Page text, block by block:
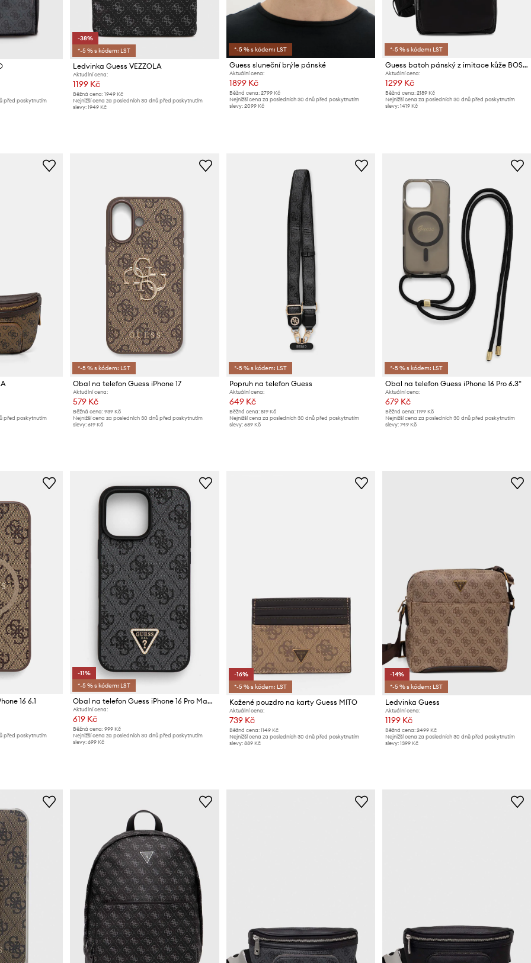
před poskytnutím
-38%
*-5 % s kódem: LST
Ledvinka Guess VEZZOLA
Aktuální cena:
1199 Kč
Běžná cena: 1949 Kč
Nejnižší cena za posledních 30 dnů před poskytnutím
slevy: 1949 Kč
*-5 % s kódem: LST
Guess sluneční brýle pánské
Aktuální cena:
1899 Kč
Běžná cena: 2799 Kč
Nejnižší cena za posledních 30 dnů před poskytnutím
slevy: 2099 Kč
*-5 % s kódem: LST
Guess batoh pánský z imitace kůže BOSTON
Aktuální cena:
1299 Kč
Běžná cena: 2189 Kč
Nejnižší cena za posledních 30 dnů před poskytnutím
slevy: 1419 Kč
před poskytnutím
*-5 % s kódem: LST
Obal na telefon Guess iPhone 17
Aktuální cena:
579 Kč
Běžná cena: 939 Kč
Nejnižší cena za posledních 30 dnů před poskytnutím
slevy: 619 Kč
*-5 % s kódem: LST
Popruh na telefon Guess
Aktuální cena:
649 Kč
Běžná cena: 819 Kč
Nejnižší cena za posledních 30 dnů před poskytnutím
slevy: 689 Kč
*-5 % s kódem: LST
Obal na telefon Guess iPhone 16 Pro 6.3"
Aktuální cena:
679 Kč
Běžná cena: 1199 Kč
Nejnižší cena za posledních 30 dnů před poskytnutím
slevy: 749 Kč
16 6.1
před poskytnutím
-11%
*-5 % s kódem: LST
Obal na telefon Guess iPhone 16 Pro Max 6.9
Aktuální cena:
619 Kč
Běžná cena: 999 Kč
Nejnižší cena za posledních 30 dnů před poskytnutím
slevy: 699 Kč
-16%
*-5 % s kódem: LST
Kožené pouzdro na karty Guess MITO
Aktuální cena:
739 Kč
Běžná cena: 1149 Kč
Nejnižší cena za posledních 30 dnů před poskytnutím
slevy: 889 Kč
-14%
*-5 % s kódem: LST
Ledvinka Guess
Aktuální cena:
1199 Kč
Běžná cena: 2499 Kč
Nejnižší cena za posledních 30 dnů před poskytnutím
slevy: 1399 Kč